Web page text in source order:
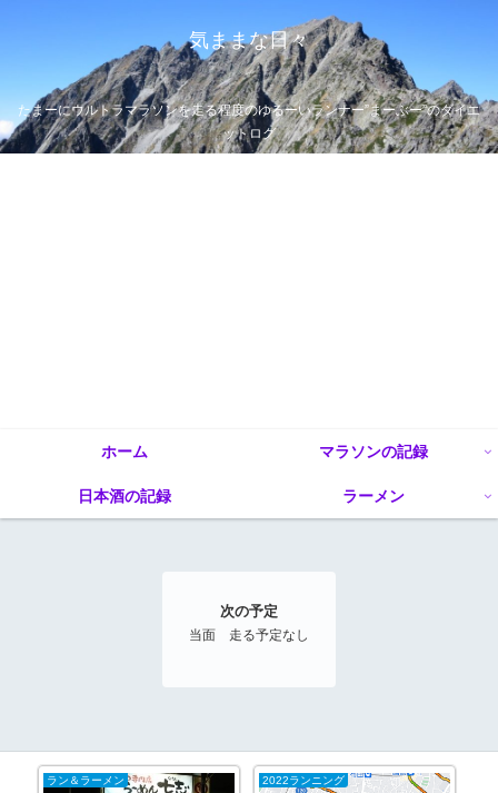
気ままな日々
たまーにウルトラマラソンを走る程度のゆるーいランナー”まーぶー”のダイエ
ットログ
ホーム マラソンの記録
日本酒の記録 ラーメン
次の予定
当面 走る予定なし
ラン＆ラーメン 2022ランニング